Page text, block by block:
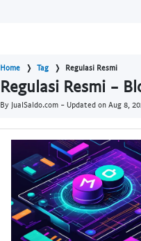
Home Tag Regulasi Resmi
Regulasi Resmi -
By JualSaldo.com - Updated on Aug 8,